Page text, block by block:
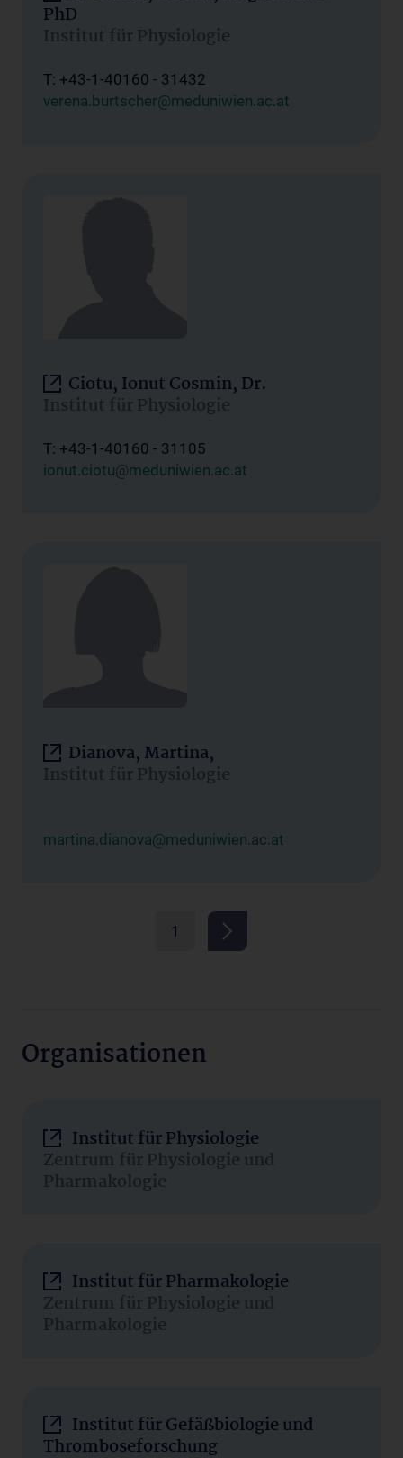
PhD
Institut für Physiologie
T: +43-1-40160 - 31432
verena.burtscher@meduniwien.ac.at
Ciotu, Ionut Cosmin, Dr.
Institut für Physiologie
T: +43-1-40160 - 31105
ionut.ciotu@meduniwien.ac.at
Dianova, Martina,
Institut für Physiologie
martina.dianova@meduniwien.ac.at
1
Organisationen
Institut für Physiologie
Zentrum für Physiologie und
Pharmakologie
Institut für Pharmakologie
Zentrum für Physiologie und
Pharmakologie
Institut für Gefäßbiologie und
Thromboseforschung